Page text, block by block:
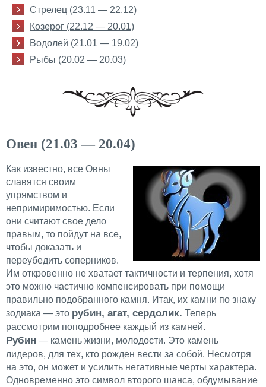
Стрелец (23.11 — 22.12)
Козерог (22.12 — 20.01)
Водолей (21.01 — 19.02)
Рыбы (20.02 — 20.03)
Овен (21.03 — 20.04)
Как известно, все Овны
славятся своим
упрямством и
непримиримостью. Если
они считают свое дело
правым, то пойдут на все,
чтобы доказать и
переубедить соперников.
Им откровенно не хватает тактичности и терпения, хотя
это можно частично компенсировать при помощи
правильно подобранного камня. Итак, их камни по знаку
зодиака — это рубин, агат, сердолик. Теперь
рассмотрим поподробнее каждый из камней.
Рубин — камень жизни, молодости. Это камень
лидеров, для тех, кто рожден вести за собой. Несмотря
на это, он может и усилить негативные черты характера.
Одновременно это символ второго шанса, обдумывание